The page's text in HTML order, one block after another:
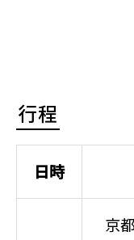
行程
日時
京